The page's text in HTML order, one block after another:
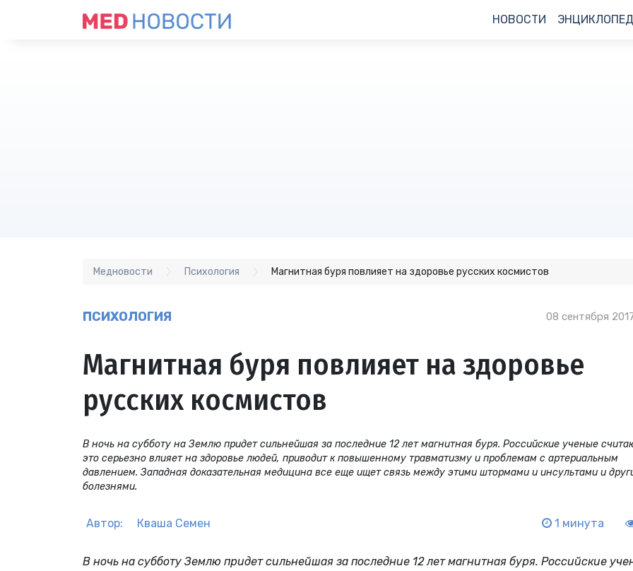
НОВОСТИ
Медновости Психология Магнитная буря повлияет на здоровье русских космистов
ПСИХОЛОГИЯ 08 сентября
Магнитная буря повлияет на здоровье
русских космистов
В ночь на субботу на Землю придет сильнейшая за последние 12 лет магнитная буря. Российские ученые
это серьезно влияет на здоровье людей, приводит к повышенному травматизму и проблемам с артериальным
давлением. Западная доказательная медицина все еще ищет связь между этими штормами и инсультами и
болезнями.
Автор: Кваша Семен 1 минута
В ночь на субботу Землю придет сильнейшая за последние 12 лет магнитная буря. Российские